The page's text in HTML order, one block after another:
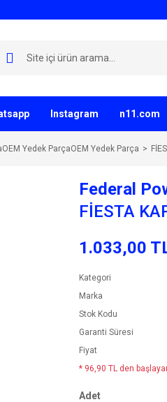
Instagram n11.com
Yedek ParçaOEM Yedek Parça
Federal
FİESTA
1.033,00
Kategori
Marka
Stok Kodu
Garanti Süresi
Fiyat
* 96,90 TL den
Adet